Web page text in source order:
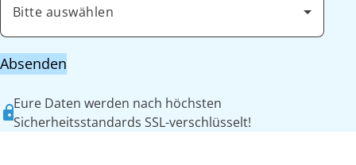
Bitte auswählen
Absenden
Eure Daten werden nach höchsten
Sicherheitsstandards SSL-verschlüsselt!